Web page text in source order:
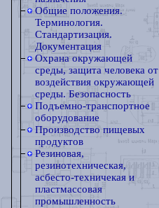
Общие положения.
Терминология.
Стандартизация.
Документация
Охрана окружающей
среды, защита человека от
воздействия окружающей
среды. Безопасность
Подъемно-транспортное
оборудование
Производство пищевых
продуктов
Резиновая,
резинотехническая,
асбесто-техничекая и
пластмассовая
промышленность